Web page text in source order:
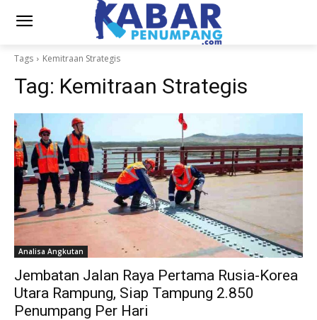
Tags Kemitraan Strategis
Tag: Kemitraan Strategis
Analisa Angkutan
Jembatan Jalan Raya Pertama Rusia-Korea
Utara Rampung, Siap Tampung 2.850
Penumpang Per Hari